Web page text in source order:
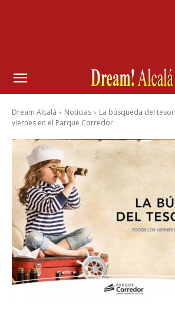
Dream Alcalá Noticias
La búsqueda del
viernes en el Parque Corredor